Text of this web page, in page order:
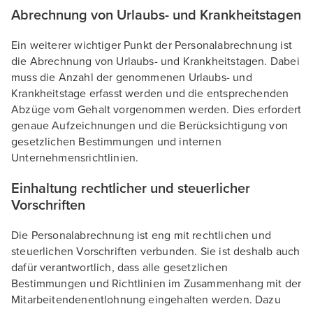
Abrechnung von Urlaubs- und Krankheitstagen
Ein weiterer wichtiger Punkt der Personalabrechnung ist
die Abrechnung von Urlaubs- und Krankheitstagen. Dabei
muss die Anzahl der genommenen Urlaubs- und
Krankheitstage erfasst werden und die entsprechenden
Abzüge vom Gehalt vorgenommen werden. Dies erfordert
genaue Aufzeichnungen und die Berücksichtigung von
gesetzlichen Bestimmungen und internen
Unternehmensrichtlinien.
Einhaltung rechtlicher und steuerlicher
Vorschriften
Die Personalabrechnung ist eng mit rechtlichen und
steuerlichen Vorschriften verbunden. Sie ist deshalb auch
dafür verantwortlich, dass alle gesetzlichen
Bestimmungen und Richtlinien im Zusammenhang mit der
Mitarbeitendenentlohnung eingehalten werden. Dazu